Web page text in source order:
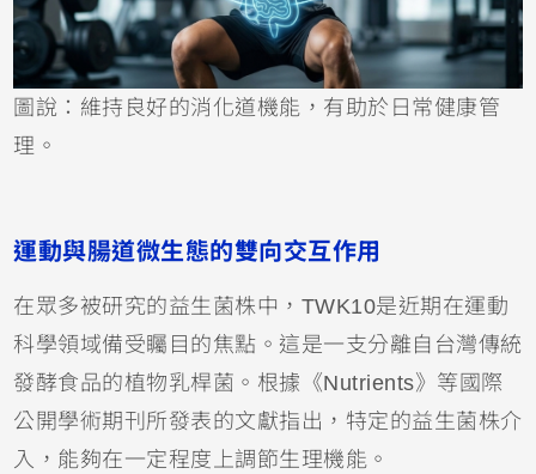
圖說：維持良好的消化道機能，有助於日常健康管
理。
運動與腸道微生態的雙向交互作用
在眾多被研究的益生菌株中，TWK10是近期在運動
科學領域備受矚目的焦點。這是一支分離自台灣傳統
發酵食品的植物乳桿菌。根據《Nutrients》等國際
公開學術期刊所發表的文獻指出，特定的益生菌株介
入，能夠在一定程度上調節生理機能。